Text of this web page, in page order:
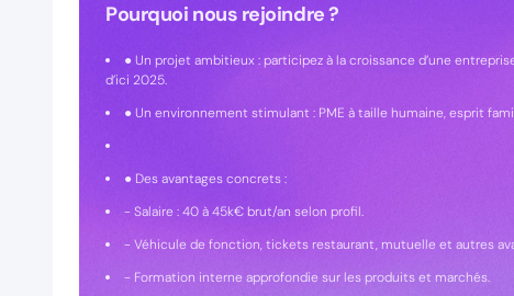
Pourquoi nous rejoindre ?
● Un projet ambitieux : participez à la croissance d’une
d’ici 2025.
● Un environnement stimulant : PME à taille humaine, esprit
● Des avantages concrets :
- Salaire : 40 à 45k€ brut/an selon profil.
- Véhicule de fonction, tickets restaurant, mutuelle et autres
- Formation interne approfondie sur les produits et marchés.